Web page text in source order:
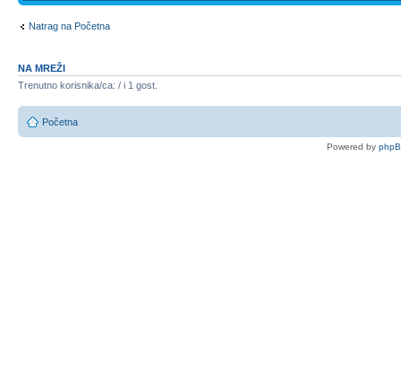
Natrag na Početna
NA MREŽI
Trenutno korisnika/ca: / i 1 gost.
Početna
Powered by